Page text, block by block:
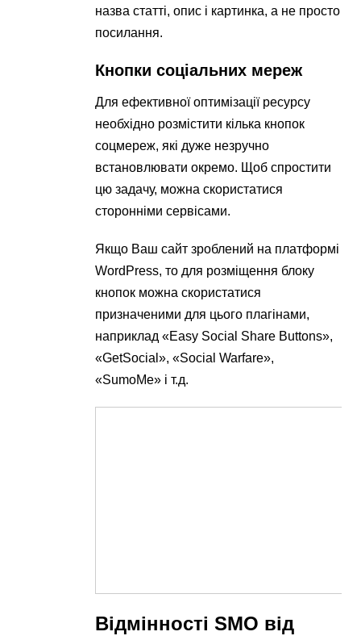
назва статті, опис і картинка, а не просто
посилання.
Кнопки соціальних мереж
Для ефективної оптимізації ресурсу
необхідно розмістити кілька кнопок
соцмереж, які дуже незручно
встановлювати окремо. Щоб спростити
цю задачу, можна скористатися
сторонніми сервісами.
Якщо Ваш сайт зроблений на платформі
WordPress, то для розміщення блоку
кнопок можна скористатися
призначеними для цього плагінами,
наприклад «Easy Social Share Buttons»,
«GetSocial», «Social Warfare»,
«SumoMe» і т.д.
Відмінності SMO від